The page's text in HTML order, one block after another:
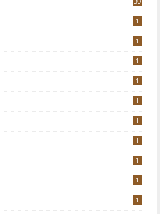
1
1
1
1
1
1
1
1
1
1